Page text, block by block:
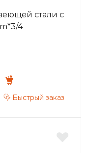
стали с
4
Быстрый заказ